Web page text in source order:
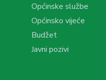
Općinske službe
Općinsko vijeće
Budžet
Javni pozivi